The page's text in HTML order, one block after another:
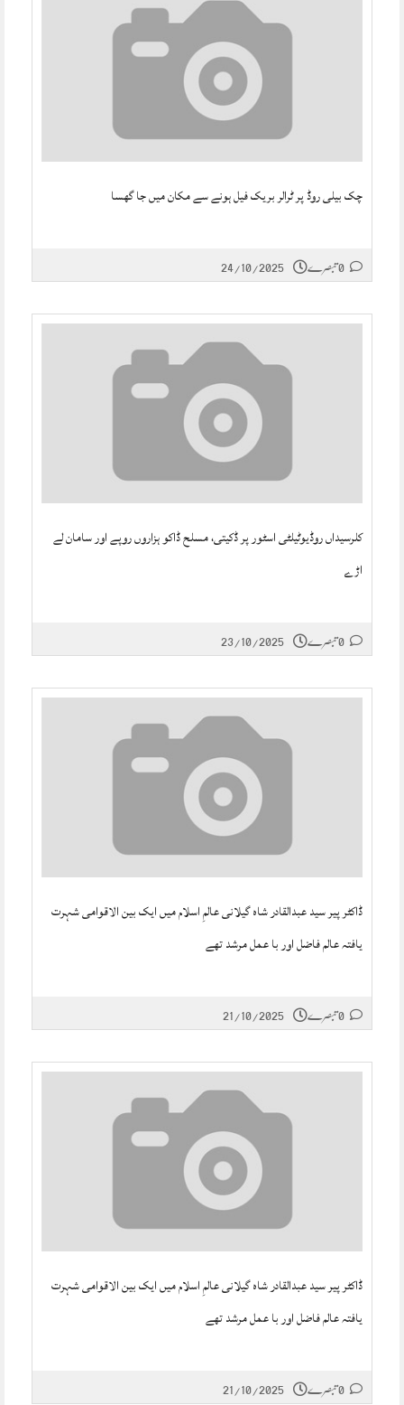
چک بیلی روڈ پر ٹرالر بریک فیل ہونے سے مکان میں جا گھسا
24/10/2025
کلرسیداں روڈیوٹیلٹی اسٹور پر ڈکیتی، مسلح ڈاکو ہزاروں روپے اور سامان لے
اڑے
23/10/2025
ڈاکٹر پیر سید عبدالقادر شاہ گیلانی عالمِ اسلام میں ایک بین الاقوامی شہرت
یافتہ عالم فاضل اور با عمل مرشد تھے
21/10/2025
ڈاکٹر پیر سید عبدالقادر شاہ گیلانی عالمِ اسلام میں ایک بین الاقوامی شہرت
یافتہ عالم فاضل اور با عمل مرشد تھے
21/10/2025